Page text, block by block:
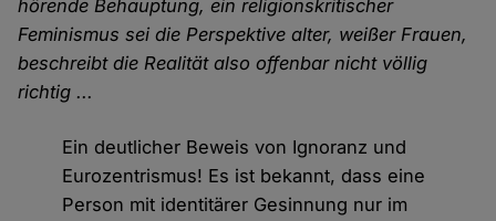
hörende Behauptung, ein religionskritischer
Feminismus sei die Perspektive alter, weißer Frauen,
beschreibt die Realität also offenbar nicht völlig
richtig ...
Ein deutlicher Beweis von Ignoranz und
Eurozentrismus! Es ist bekannt, dass eine
Person mit identitärer Gesinnung nur im